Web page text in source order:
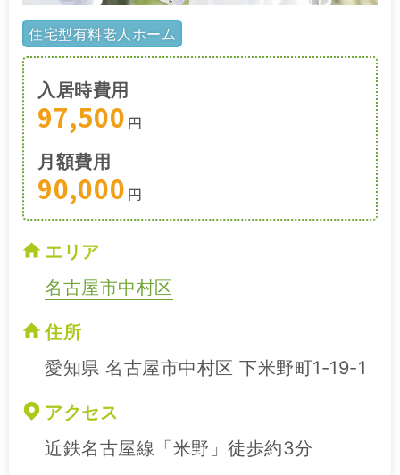
住宅型有料老人ホーム
入居時費用
97,500 円
月額費用
90,000 円
エリア
名古屋市中村区
住所
愛知県 名古屋市中村区 下米野町1-19-1
アクセス
近鉄名古屋線「米野」徒歩約3分